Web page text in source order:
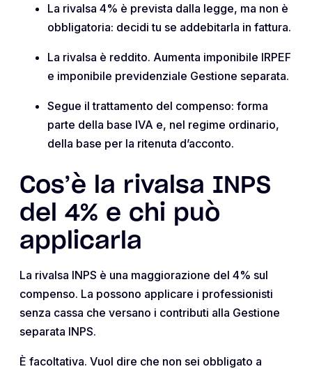
La rivalsa 4% è prevista dalla legge, ma non è
obbligatoria: decidi tu se addebitarla in fattura.
La rivalsa è reddito. Aumenta imponibile IRPEF
e imponibile previdenziale Gestione separata.
Segue il trattamento del compenso: forma
parte della base IVA e, nel regime ordinario,
della base per la ritenuta d’acconto.
Cos’è la rivalsa INPS
del 4% e chi può
applicarla
La rivalsa INPS è una maggiorazione del 4% sul
compenso. La possono applicare i professionisti
senza cassa che versano i contributi alla Gestione
separata INPS.
È facoltativa. Vuol dire che non sei obbligato a